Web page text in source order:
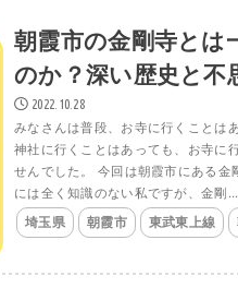
朝霞市の金剛寺とは
のか？深い歴史と不
2022.10.28
みなさんは普段、お寺に行くことは
神社に行くことはあっても、お寺に
せんでした。 今回は朝霞市にある金
には全く知識のない私ですが、金剛...
埼玉県 朝霞市 東武東上線